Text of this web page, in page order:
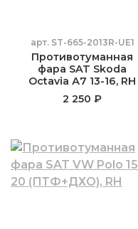
арт. ST-665-2013R-UE1
Противотуманная
фара SAT Skoda
Octavia А7 13-16, RH
2 250 ₽